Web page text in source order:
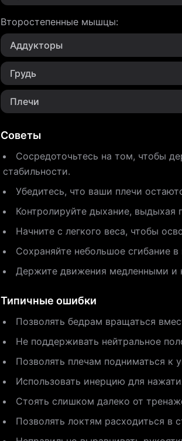
Второстепенные мышцы:
Аддукторы
Грудь
Плечи
Советы
Сосредоточьтесь на том, чтобы
стабильности.
Убедитесь, что ваши плечи
Контролируйте дыхание,
Начните с легкого веса, чтобы
Сохраняйте небольшое сгибание
Держите движения медленными и
Типичные ошибки
Позволять бедрам вращаться
Не поддерживать нейтральное
Позволять плечам подниматься
Использовать инерцию для
Стоять слишком далеко от
Позволять локтям расходиться в